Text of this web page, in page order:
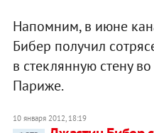
Напомним, в июне
Бибер получил
в стеклянную стену
Париже.
10 января 2012, 18:19